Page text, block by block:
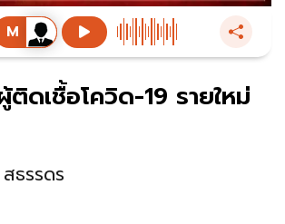
ดเชื้อโควิด-19 รายใหม่
รรดร